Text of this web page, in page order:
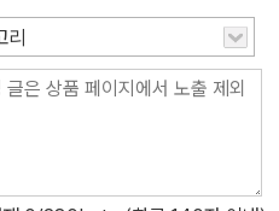
해서 이야기한다. 그러나 그는 여
야 할 어떤 순간이 만들어지길 기
아 헤매지 않는다. 로드무비를 향
리